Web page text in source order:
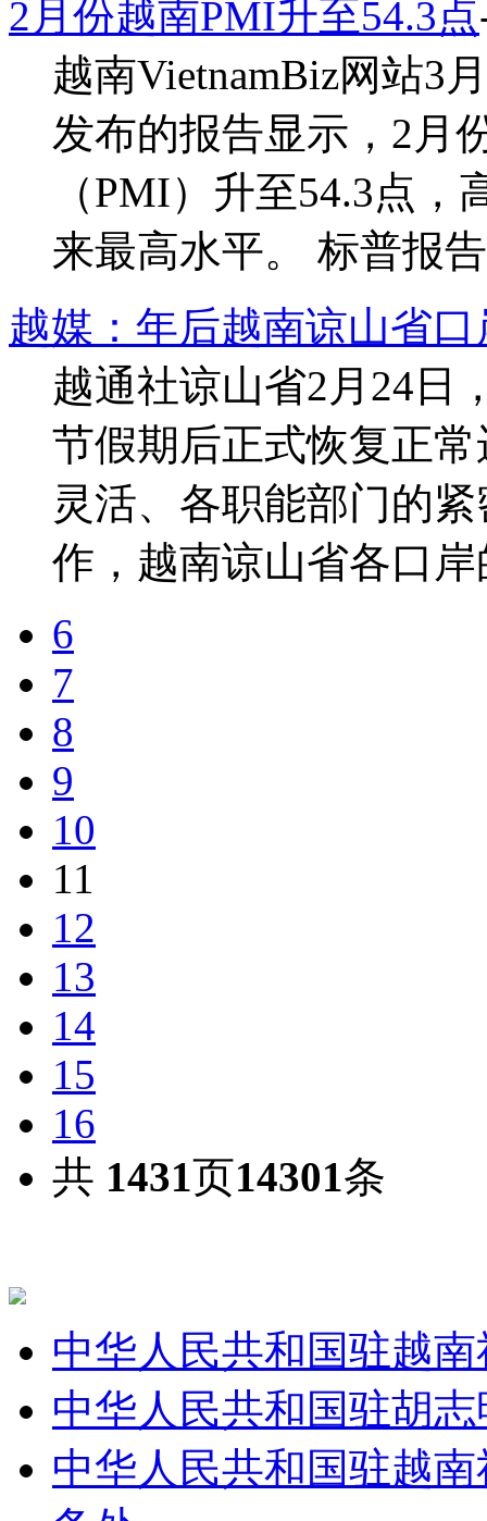
2月份越南PMI升至54.3点
越南VietnamBiz网站3
发布的报告显示，2月
（PMI）升至54.3点
来最高水平。 标普报
越媒：年后越南谅山省
越通社谅山省2月24日
节假期后正式恢复正
灵活、各职能部门的
作，越南谅山省各口岸
6
7
8
9
10
11
12
13
14
15
16
共 1431页14301条
中华人民共和国驻越
中华人民共和国驻胡
中华人民共和国驻越